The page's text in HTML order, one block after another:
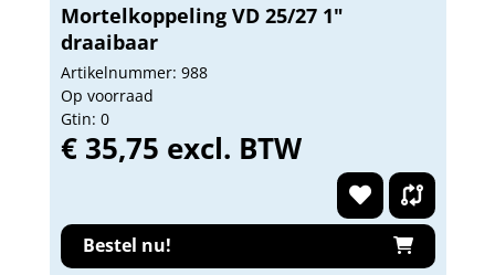
Mortelkoppeling VD 25/27 1"
draaibaar
Artikelnummer: 988
Op voorraad
Gtin: 0
€ 35,75 excl. BTW
Bestel nu!